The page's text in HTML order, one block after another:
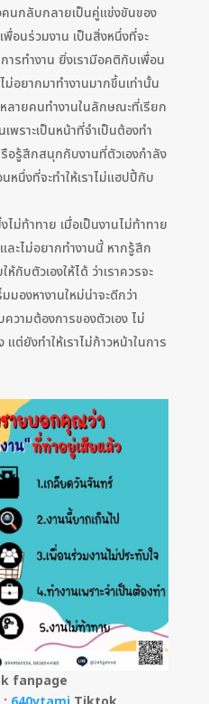
นกลับกลายเป็นคู่แข่งขันของ
อนร่วมงาน เป็นสิ่งหนึ่งที่จะ
ารทำงาน ยิ่งเรามีอคติกับเพื่อน
ม่อยากมาทำงานมากขึ้นเท่านั้น
หลายคนทำงานในลักษณะที่เรียก
เพราะเป็นหน้าที่จำเป็นต้องทำ
รือรู้สึกสนุกกับงานที่ตัวเองกำลัง
หนึ่งที่จะทำให้เราไม่แฮปปี้กับ
ไม่ท้าทาย เมื่อเป็นงานไม่ท้าทาย
ละไม่อยากทำงานนี้ หากรู้สึก
กับตัวเองให้ได้ ว่าเราควรจะ
มองหางานใหม่น่าจะดีกว่า
วามต้องการของตัวเอง ไม่
แต่ยังทำให้เราไม่ก้าวหน้าในการ
fanpage